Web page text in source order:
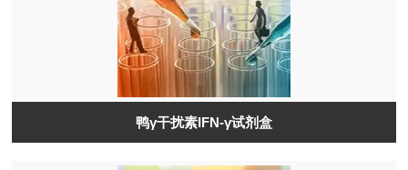
鸭γ干扰素IFN-γ试剂盒